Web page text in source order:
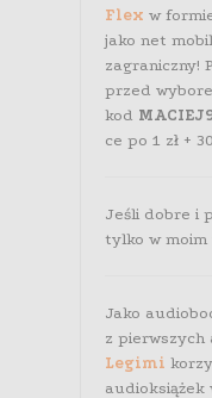
Flex w
jako net
zagraniczny!
przed
kod
ce po 1 zł +
Jeśli dobre i
tylko w moim
Jako
z pierwszych
Legimi
audioksiążek